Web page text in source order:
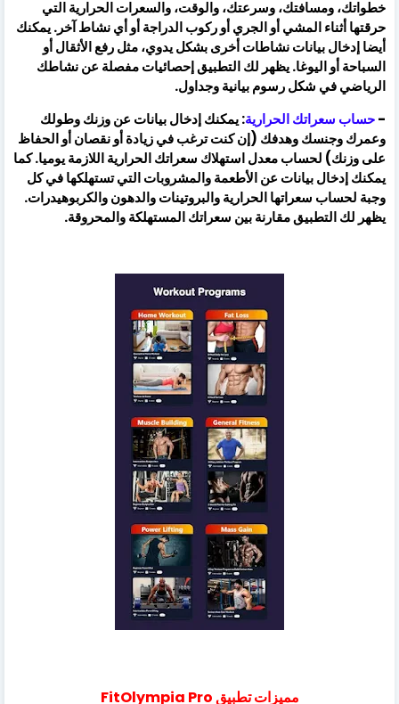
خطواتك، ومسافتك، وسرعتك، والوقت، والسعرات الحرارية التي
حرقتها أثناء المشي أو الجري أو ركوب الدراجة أو أي نشاط آخر. يمكنك
أيضا إدخال بيانات نشاطات أخرى بشكل يدوي، مثل رفع الأثقال أو
السباحة أو اليوغا. يظهر لك التطبيق إحصائيات مفصلة عن نشاطك
الرياضي في شكل رسوم بيانية وجداول.
-حساب سعراتك الحرارية: يمكنك إدخال بيانات عن وزنك وطولك
وعمرك وجنسك وهدفك (إن كنت ترغب في زيادة أو نقصان أو الحفاظ
على وزنك) لحساب معدل استهلاك سعراتك الحرارية اللازمة يوميا. كما
يمكنك إدخال بيانات عن الأطعمة والمشروبات التي تستهلكها في كل
وجبة لحساب سعراتها الحرارية والبروتينات والدهون والكربوهيدرات.
يظهر لك التطبيق مقارنة بين سعراتك المستهلكة والمحروقة.
مميزات تطبيق FitOlympia Pro